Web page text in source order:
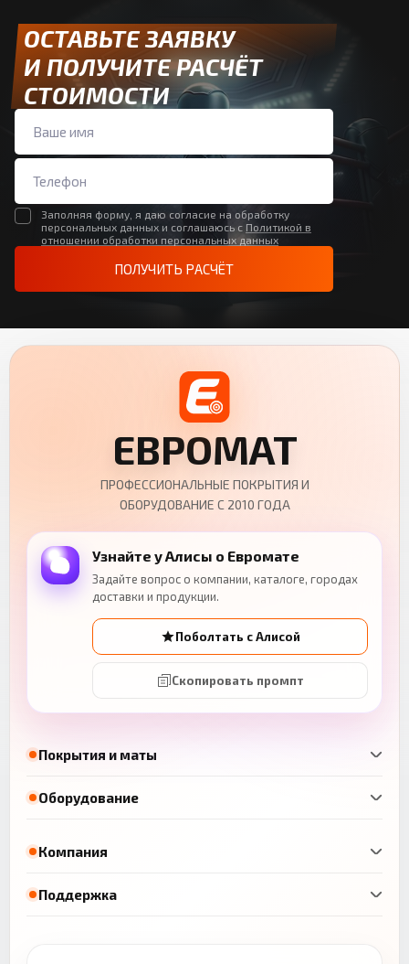
ОСТАВЬТЕ ЗАЯВКУ
И ПОЛУЧИТЕ РАСЧЁТ
СТОИМОСТИ
Заполняя форму, я даю согласие на обработку
персональных данных и соглашаюсь с Политикой в
отношении обработки персональных данных
ПОЛУЧИТЬ РАСЧЁТ
Покрытия и маты
Оборудование
ЕВРОМАТ
ПРОФЕССИОНАЛЬНЫЕ ПОКРЫТИЯ И
ОБОРУДОВАНИЕ С 2010 ГОДА
Узнайте у Алисы о Евромате
Задайте вопрос о компании, каталоге, городах
доставки и продукции.
Поболтать с Алисой
Скопировать промпт
Компания
Поддержка